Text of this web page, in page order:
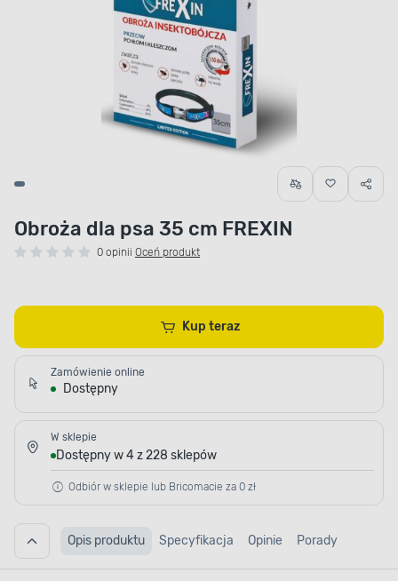
Obroża dla psa 35 cm FREXIN
0 opinii Oceń produkt
Kup teraz
Zamówienie online
Dostępny
W sklepie
Dostępny w 4 z 228 sklepów
Odbiór w sklepie lub Bricomacie za 0 zł
Opis produktu Specyfikacja Opinie Porady